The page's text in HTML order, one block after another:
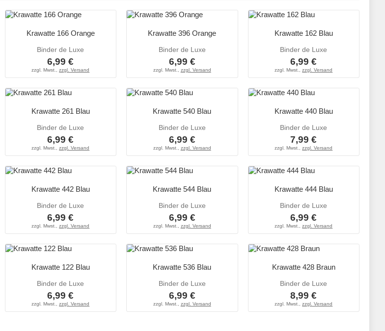
Krawatte 166 Orange
Binder de Luxe
6,99 €
zzgl. Mwst.,zzgl. Versand
Krawatte 396 Orange
Binder de Luxe
6,99 €
zzgl. Mwst., zzgl. Versand
Krawatte 162 Blau
Binder de Luxe
6,99 €
zzgl. Mwst.,zzgl. Versand
Krawatte 261 Blau
Binder de Luxe
6,99 €
zzgl. Mwst.,zzgl. Versand
Krawatte 540 Blau
Binder de Luxe
6,99 €
zzgl. Mwst., zzgl. Versand
Krawatte 440 Blau
Binder de Luxe
7,99 €
zzgl. Mwst.,zzgl. Versand
Krawatte 442 Blau
Binder de Luxe
6,99 €
zzgl. Mwst.,zzgl. Versand
Krawatte 544 Blau
Binder de Luxe
6,99 €
zzgl. Mwst., zzgl. Versand
Krawatte 444 Blau
Binder de Luxe
6,99 €
zzgl. Mwst.,zzgl. Versand
Krawatte 122 Blau
Binder de Luxe
6,99 €
zzgl. Mwst.,zzgl. Versand
Krawatte 536 Blau
Binder de Luxe
6,99 €
zzgl. Mwst., zzgl. Versand
Krawatte 428 Braun
Binder de Luxe
8,99 €
zzgl. Mwst.,zzgl. Versand